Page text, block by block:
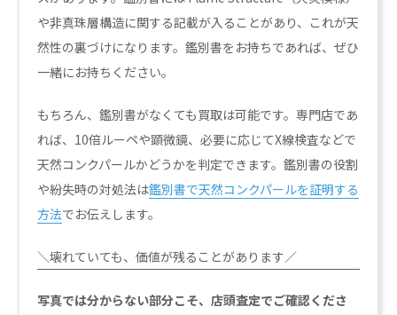
や非真珠層構造に関する記載が入ることがあり、これが天
然性の裏づけになります。鑑別書をお持ちであれば、ぜひ
一緒にお持ちください。
もちろん、鑑別書がなくても買取は可能です。専門店であ
れば、10倍ルーペや顕微鏡、必要に応じてX線検査などで
天然コンクパールかどうかを判定できます。鑑別書の役割
や紛失時の対処法は鑑別書で天然コンクパールを証明する
方法でお伝えします。
＼壊れていても、価値が残ることがあります／
写真では分からない部分こそ、店頭査定でご確認くださ